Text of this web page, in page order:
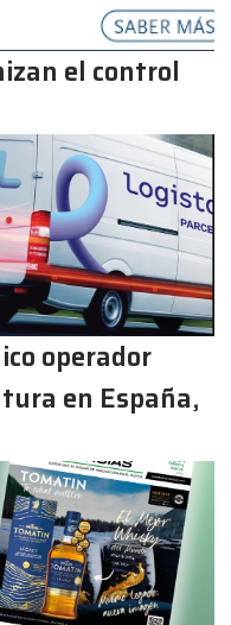
el control
operador
en España,